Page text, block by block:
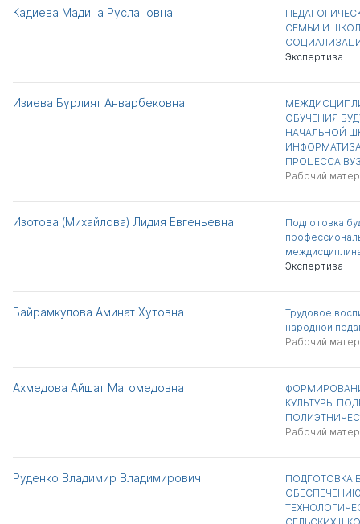
Кадиева Мадина Руслановна
СЕМЬИ И
Экспертиза
Изиева Бурлият Анварбековна
ОБУЧЕНИЯ
НАЧАЛЬНОЙ
ПРОЦЕССА
Рабочий
Изотова (Михайлова) Лидия Евгеньевна
Подготовка
Экспертиза
Байрамкулова Аминат Хутовна
Трудовое
народной
Рабочий
Ахмедова Айшат Магомедовна
КУЛЬТУРЫ
Рабочий
Руденко Владимир Владимирович
ПОДГОТОВКА